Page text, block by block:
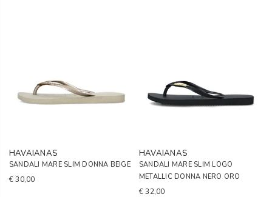
HAVAIANAS
SANDALI MARE SLIM DONNA BEIGE
€ 30,00
HAVAIANAS
SANDALI MARE SLIM LOGO
METALLIC DONNA NERO ORO
€ 32,00